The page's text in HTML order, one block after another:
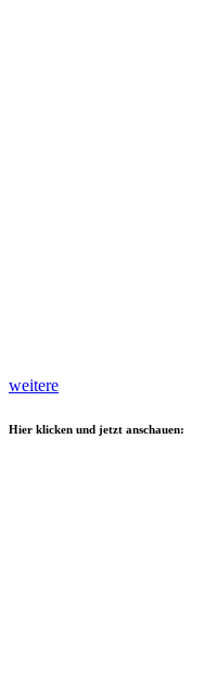
weitere
Hier klicken und jetzt anschauen: